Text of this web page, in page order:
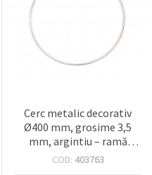
Cerc metalic decorativ
Ø400 mm, grosime 3,5
mm, argintiu – ramă
rotundă pentru macrame,
COD: 403763